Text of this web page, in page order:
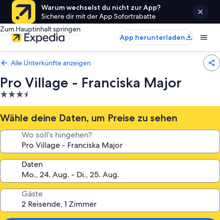
Warum wechselst du nicht zur App?
Sichere dir mit der App Sofortrabatte
Zum Hauptinhalt springen
App herunterladen
Alle Unterkünfte anzeigen
Pro Village - Franciska Major
3.5-
Sterne-
Unterkunft
Wähle deine Daten, um Preise zu sehen
Wo soll’s hingehen?
Daten
Gäste